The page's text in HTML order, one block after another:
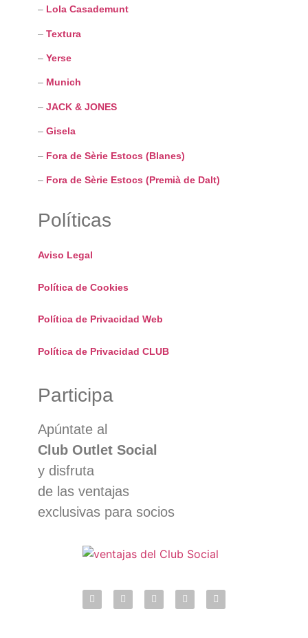
– Lola Casademunt
– Textura
– Yerse
– Munich
– JACK & JONES
– Gisela
– Fora de Sèrie Estocs (Blanes)
– Fora de Sèrie Estocs (Premià de Dalt)
Políticas
Aviso Legal
Política de Cookies
Política de Privacidad Web
Política de Privacidad CLUB
Participa
Apúntate al
Club Outlet Social
y disfruta
de las ventajas
exclusivas para socios